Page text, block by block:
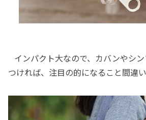
インパクト大なので、カバンやシ
つければ、注目の的になること間違い